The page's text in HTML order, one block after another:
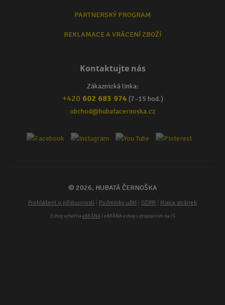
PARTNERSKÝ PROGRAM
REKLAMACE A VRÁCENÍ ZBOŽÍ
Kontaktujte nás
Zákaznická linka:
+420 602 683 974 (7–15 hod.)
obchod@hubatacernoska.cz
© 2026, HUBATÁ ČERNOŠKA
Prohlášení o přístupnosti Podmínky užití GDPR Mapa stránek
Eshop vytvořila eBRÁNA| eBRÁNA eshop s propojením na IS